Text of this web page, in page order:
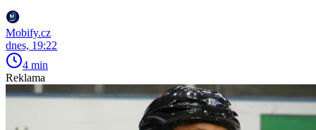
Mobify.cz
dnes, 19:22
4 min
Reklama